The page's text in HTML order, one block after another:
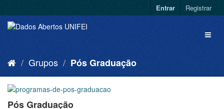
Entrar Registrar
Grupos Pós Graduação
Pós Graduação